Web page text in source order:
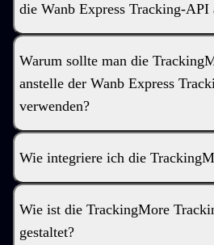
die Wanb Express Tracking-API
Warum sollte man die
anstelle der Wanb Express
verwenden?
Wie integriere ich die
Wie ist die TrackingMore
gestaltet?